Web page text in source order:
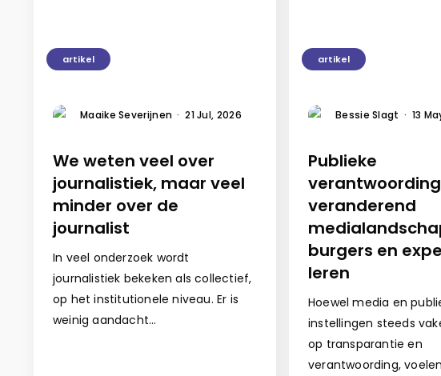
artikel
Maaike Severijnen · 21 Jul, 2026
We weten veel over
journalistiek, maar veel
minder over de
journalist
In veel onderzoek wordt
journalistiek bekeken als collectief,
op het institutionele niveau. Er is
weinig aandacht…
artikel
Bessie Slagt · 13
Publieke
veranderend
burgers en
leren
Hoewel media en
instellingen steeds
op transparantie en
verantwoording,